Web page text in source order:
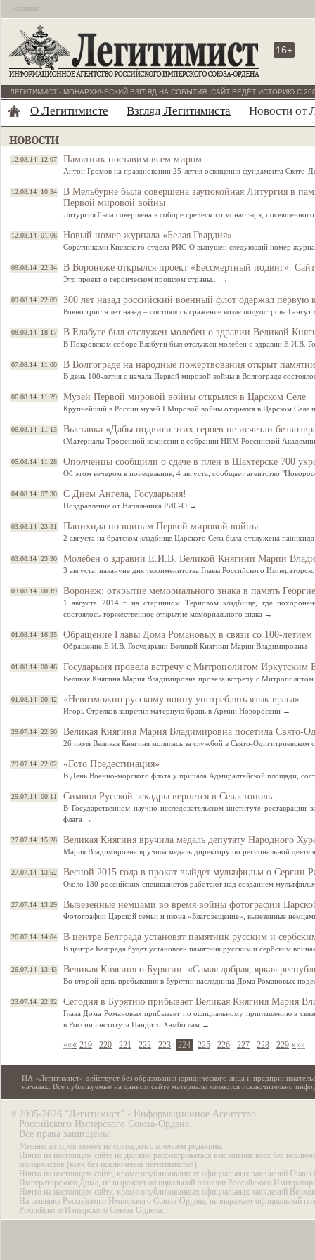
Бесплатно
16+
ЛЕГИТИМИСТ - МОНАРХИЧЕСКИЙ ВЗГЛЯД НА СОБЫТИЯ. САЙТ ВЕДЁТ ИСТОРИЮ С
О Легитимисте Взгляд Легитимиста Новости от
12.08.14 12:07 Памятник поставим всем миром
Антон Громов на праздновании 25-летия освящения фундамента
12.08.14 10:34
В Мельбурне была совершена заупокойная Литургия в
Первой мировой войны
Литургия была совершена в соборе греческого монастыря,
12.08.14 01:06 Новый номер журнала «Белая Гвардия»
Соратниками Киевского отдела РИС-О выпущен следующий номер
09.08.14 22:34 В Воронеже открылся проект «Бессмертный подвиг».
Это проект о героическом прошлом страны... →
09.08.14 22:09 300 лет назад российский военный флот одержал первую
Ровно триста лет назад – состоялось сражение возле полуострова
08.08.14 18:17 В Елабуге был отслужен молебен о здравии Великой
В Покровском соборе Елабуги был отслужен молебен о здравии Е.И.В.
07.08.14 11:00 В Волгограде на народные пожертвования открыт
В день 100-летия с начала Первой мировой войны в Волгограде
06.08.14 11:29 Музей Первой мировой войны открылся в Царском Селе
Крупнейший в России музей I Мировой войны открылся в Царском
06.08.14 11:13 Выставка «Дабы подвиги этих героев не исчезли
(Материалы Трофейной комиссии в собрании НИМ Российской
05.08.14 11:28 Ополченцы сообщили о сдаче в плен в Шахтерске 700
Об этом вечером в понедельник, 4 августа, сообщает агентство
04.08.14 07:30 С Днем Ангела, Государыня!
Поздравление от Начальника РИС-О →
03.08.14 23:31 Панихида по воинам Первой мировой войны
2 августа на братском кладбище Царского Села была отслужена
03.08.14 23:30 Молебен о здравии Е.И.В. Великой Княгини Марии
3 августа, накануне дня тезоименитства Главы Российского
03.08.14 00:19 Воронеж: открытие мемориального знака в память
1 августа 2014 г на старинном Терновом кладбище, где
состоялось торжественное открытие мемориального знака →
01.08.14 16:35 Обращение Главы Дома Романовых в связи со 100-
Обращение Е.И.В. Государыни Великой Княгини Марии Владимировны
01.08.14 00:46 Государыня провела встречу с Митрополитом Иркутским
Великая Княгиня Мария Владимировна провела встречу с
01.08.14 00:42 «Невозможно русскому воину употреблять язык врага»
Игорь Стрелков запретил матерную брань в Армии Новороссии →
29.07.14 22:50 Великая Княгиня Мария Владимировна посетила Свято-
26 июля Великая Княгиня молилась за службой в Свято-Одигитриевском
29.07.14 22:02 «Гото Предестинация»
В День Военно-морского флота у причала Адмиралтейской площади,
29.07.14 00:11 Символ Русской эскадры вернется в Севастополь
В Государственном научно-исследовательском институте реставрации
флага →
27.07.14 15:28 Великая Княгиня вручила медаль депутату Народного
Мария Владимировна вручила медаль директору по региональной
27.07.14 13:52 Весной 2015 года в прокат выйдет мультфильм о Сергии
Около 180 российских специалистов работают над созданием
27.07.14 13:29 Вывезенные немцами во время войны фотографии
Фотографии Царской семьи и икона «Благовещение», вывезенные
26.07.14 14:04 В центре Белграда установят памятник русским и
В центре Белграда будет установлен памятник русским и сербским
26.07.14 13:43 Великая Княгиня о Бурятии: «Самая добрая, яркая
Во второй день пребывания в Бурятии наследница Дома Романовых
23.07.14 22:32 Сегодня в Бурятию прибывает Великая Княгиня Мария
Глава Дома Романовых прибывает по официальному приглашению в
в России института Пандито Хамбо лам →
««« 219 220 221 222 223 224 225 226 227 228 229 »»»
Свидетельство
ИА «Легитимист» действует без образования юридического лица и
началах. Все публикуемые на данном сайте материалы являются исключительно
© 2005-2026 “Легитимист” - Информационное Агентство
Российского Имперского Союза-Ордена.
Все права защищены.
Мнение авторов может не совпадать с мнением редакции.
Ничто на настоящем сайте не должно рассматриваться как мнение всех без
монархистов (всех без исключения легитимистов).
Ничто на настоящем сайте, кроме опубликованных официальных заявлений Главы
Императорского Дома, не выражает официальной позиции Российского
Ничто на настоящем сайте, кроме опубликованных официальных заявлений
Начальника Российского Имперского Союза-Ордена, не выражает официальной
Российского Имперского Союза-Ордена.